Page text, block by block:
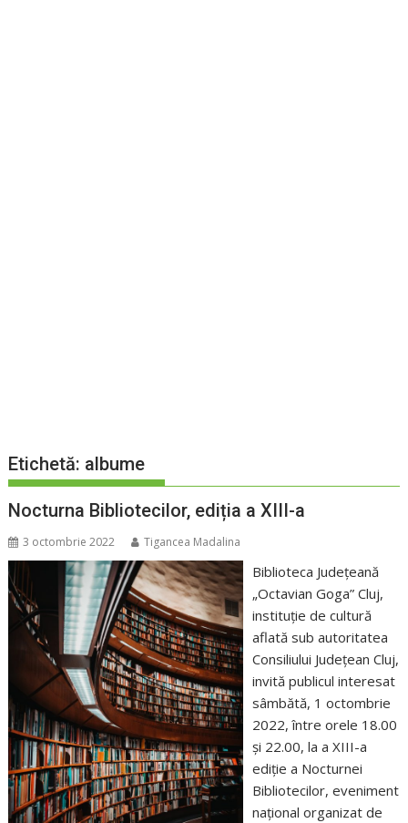
Etichetă: albume
Nocturna Bibliotecilor, ediția a XIII-a
3 octombrie 2022 Tigancea Madalina
Biblioteca Judeţeană
„Octavian Goga” Cluj,
instituție de cultură
aflată sub autoritatea
Consiliului Județean Cluj,
invită publicul interesat
sâmbătă, 1 octombrie
2022, între orele 18.00
şi 22.00, la a XIII-a
ediție a Nocturnei
Bibliotecilor, eveniment
național organizat de